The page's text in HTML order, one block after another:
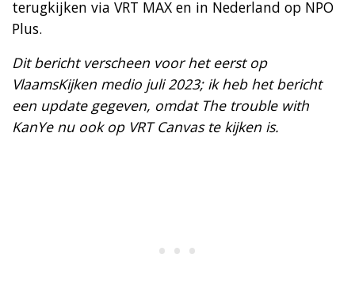
terugkijken via VRT MAX en in Nederland op NPO
Plus.
Dit bericht verscheen voor het eerst op
VlaamsKijken medio juli 2023; ik heb het bericht
een update gegeven, omdat The trouble with
KanYe nu ook op VRT Canvas te kijken is.